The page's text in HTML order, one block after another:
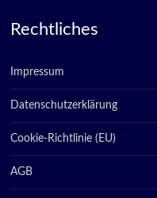
Rechtliches
Impressum
Datenschutzerklärung
Cookie-Richtlinie (EU)
AGB